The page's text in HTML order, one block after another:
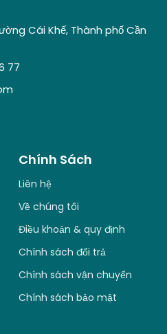
Cái Khế, Thành phố Cần
77
Chính Sách
Liên hệ
Về chúng tôi
Điều khoản & quy định
Chính sách đổi trả
Chính sách vận chuyển
Chính sách bảo mật